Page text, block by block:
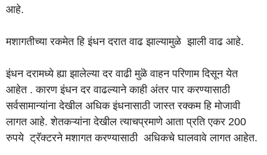
आहे.
मशागतीच्या रकमेत हि इंधन दरात वाढ झाल्यामुळे झाली वाढ आहे.
इंधन दरामध्ये ह्या झालेल्या दर वाढी मुळॆ वाहन परिणाम दिसून येत
आहेत . कारण इंधन दर वाढल्याने काही अंतर पार करण्यासाठी
सर्वसामान्यांना देखील अधिक इंधनासाठी जास्त रक्कम हि मोजावी
लागत आहे. शेतकऱ्यांना देखील त्याचप्रमाणे आता प्रति एकर 200
रुपये ट्रॅक्टरने मशागत करण्यासाठी अधिकचे घालवावे लागत आहेत.